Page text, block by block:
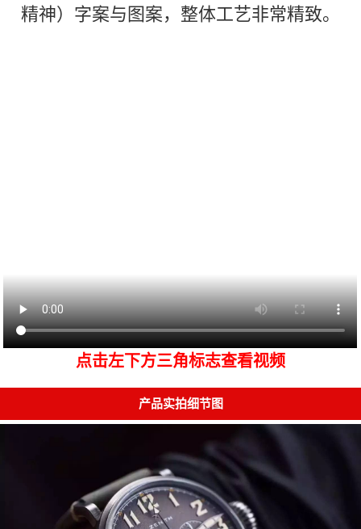
精神）字案与图案，整体工艺非常精致。
点击左下方三角标志查看视频
产品实拍细节图